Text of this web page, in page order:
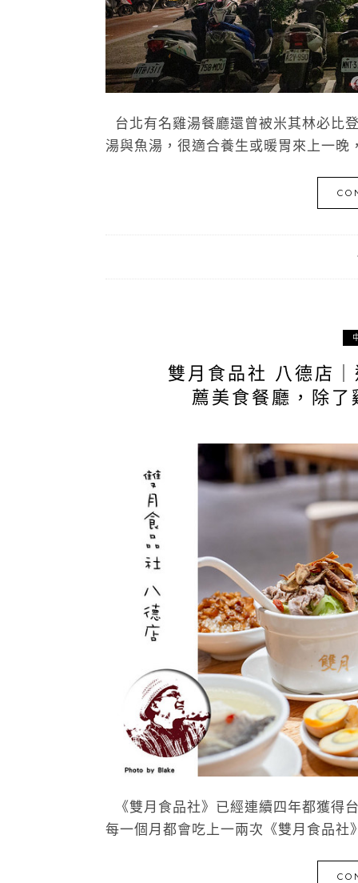
台北有名雞湯餐廳還曾被米其林必比
湯與魚湯，很適合養生或暖胃來上一
雙月食品社 八德店
薦美食餐廳，除
《雙月食品社》已經連續四年都獲得
每一個月都會吃上一兩次《雙月食品